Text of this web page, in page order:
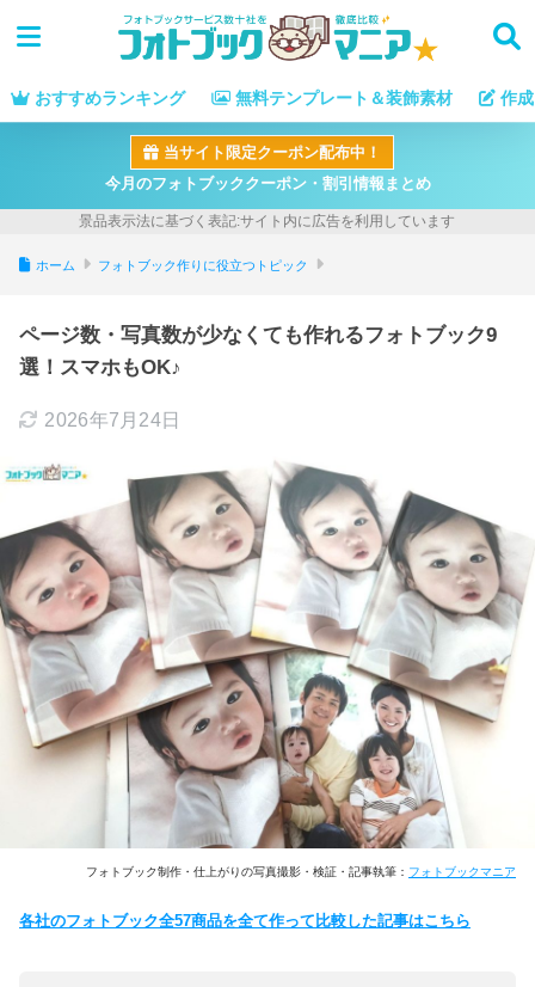
おすすめランキング 無料テンプレート＆装飾素材 作
当サイト限定クーポン配布中！
今月のフォトブッククーポン・割引情報まとめ
ホーム フォトブック作りに役立つトピック
ページ数・写真数が少なくても作れるフォトブック9
選！スマホもOK♪
2026年7月24日
フォトブック制作・仕上がりの写真撮影・検証・記事執筆： フォトブックマニア
各社のフォトブック全57商品を全て作って比較した記事はこちら